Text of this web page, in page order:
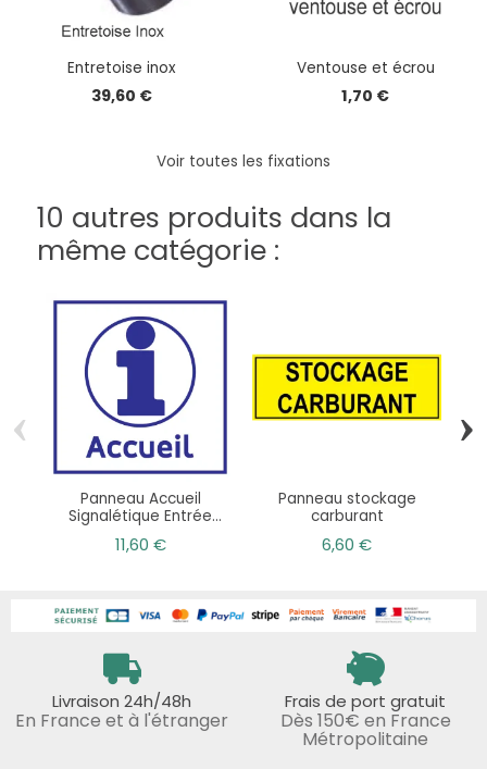
Entretoise inox
39,60 €
Ventouse et écrou
1,70 €
Voir toutes les fixations
10 autres produits dans la
même catégorie :
Panneau Accueil
Signalétique Entrée
Entreprise
11,60 €
Panneau stockage
carburant
6,60 €
‹ ›
Livraison 24h/48h
En France et à l'étranger
Frais de port gratuit
Dès 150€ en France
Métropolitaine